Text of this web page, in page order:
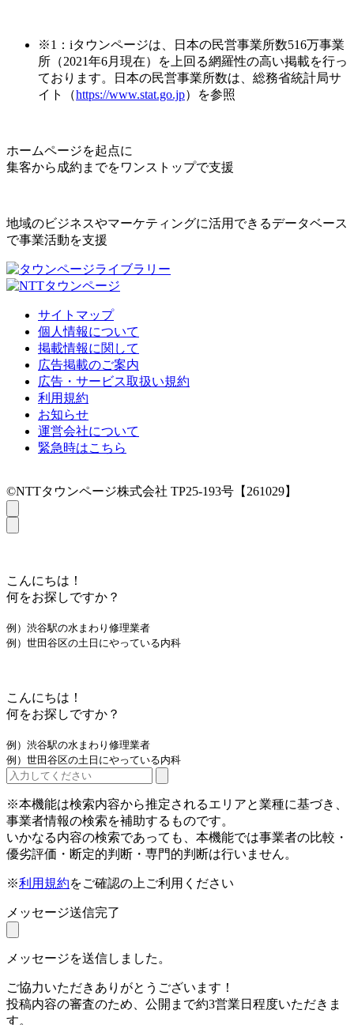
※1：iタウンページは、日本の民営事業所数516万事業
所（2021年6月現在）を上回る網羅性の高い掲載を行っ
ております。日本の民営事業所数は、総務省統計局サ
イト（https://www.stat.go.jp）を参照
ホームページを起点に
集客から成約までをワンストップで支援
地域のビジネスやマーケティングに活用できるデータベース
で事業活動を支援
サイトマップ
個人情報について
掲載情報に関して
広告掲載のご案内
広告・サービス取扱い規約
利用規約
お知らせ
運営会社について
緊急時はこちら
©NTTタウンページ株式会社 TP25-193号【261029】
こんにちは！
何をお探しですか？
例）渋谷駅の水まわり修理業者
例）世田谷区の土日にやっている内科
こんにちは！
何をお探しですか？
例）渋谷駅の水まわり修理業者
例）世田谷区の土日にやっている内科
※本機能は検索内容から推定されるエリアと業種に基づき、
事業者情報の検索を補助するものです。
いかなる内容の検索であっても、本機能では事業者の比較・
優劣評価・断定的判断・専門的判断は行いません。
※利用規約をご確認の上ご利用ください
メッセージ送信完了
メッセージを送信しました。
ご協力いただきありがとうございます！
投稿内容の審査のため、公開まで約3営業日程度いただきま
す。